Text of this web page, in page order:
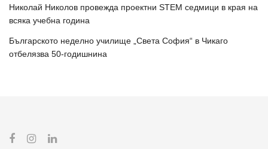
Николай Николов провежда проектни STEM седмици в края на
всяка учебна година
Българското неделно училище „Света София“ в Чикаго
отбелязва 50-годишнина